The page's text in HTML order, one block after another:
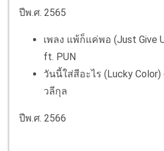
ปีพ.ศ. 2565
เพลง แพ้ก็แค่พอ (Just Give
ft. PUN
วันนี้ใส่สีอะไร (Lucky
วลีกุล
ปีพ.ศ. 2566